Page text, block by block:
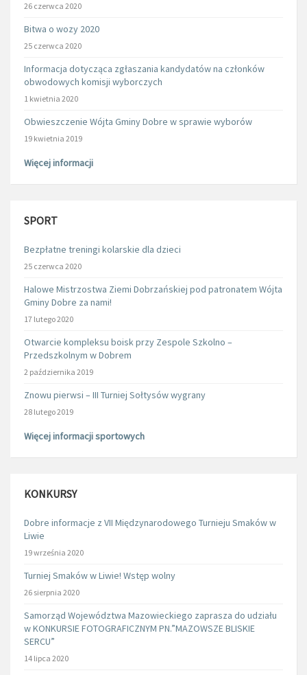
26 czerwca 2020
Bitwa o wozy 2020
25 czerwca 2020
Informacja dotycząca zgłaszania kandydatów na członków
obwodowych komisji wyborczych
1 kwietnia 2020
Obwieszczenie Wójta Gminy Dobre w sprawie wyborów
19 kwietnia 2019
Więcej informacji
SPORT
Bezpłatne treningi kolarskie dla dzieci
25 czerwca 2020
Halowe Mistrzostwa Ziemi Dobrzańskiej pod patronatem Wójta
Gminy Dobre za nami!
17 lutego 2020
Otwarcie kompleksu boisk przy Zespole Szkolno –
Przedszkolnym w Dobrem
2 października 2019
Znowu pierwsi – III Turniej Sołtysów wygrany
28 lutego 2019
Więcej informacji sportowych
KONKURSY
Dobre informacje z VII Międzynarodowego Turnieju Smaków w
Liwie
19 września 2020
Turniej Smaków w Liwie! Wstęp wolny
26 sierpnia 2020
Samorząd Województwa Mazowieckiego zaprasza do udziału
w KONKURSIE FOTOGRAFICZNYM PN.”MAZOWSZE BLISKIE
SERCU”
14 lipca 2020